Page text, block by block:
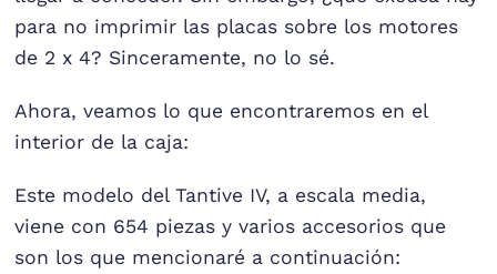
para no imprimir las placas sobre los motores
de 2 x 4? Sinceramente, no lo sé.
Ahora, veamos lo que encontraremos en el
interior de la caja:
Este modelo del Tantive IV, a escala media,
viene con 654 piezas y varios accesorios que
son los que mencionaré a continuación: